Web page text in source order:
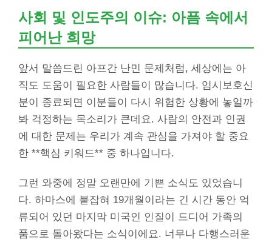
사회 및 인도주의 이슈: 아픔 속에서
피어난 희망
앞서 말씀드린 아프간 난민 문제처럼, 세상에는 아
직도 도움이 필요한 사람들이 많습니다. 임시보호신
분이 종료되면 이분들이 다시 위험한 상황에 놓일까
봐 걱정하는 목소리가 큰데요. 사람의 안전과 인권
에 대한 문제는 우리가 계속 관심을 가져야 할 중요
한 **핵심 키워드** 중 하나입니다.
그런 와중에 정말 오랜만에 기쁜 소식도 있었습니
다. 하마스에 붙잡혀 19개월이라는 긴 시간 동안 억
류되어 있던 마지막 미국인 인질이 드디어 가족의
품으로 돌아왔다는 소식이에요. 너무나 다행스러운